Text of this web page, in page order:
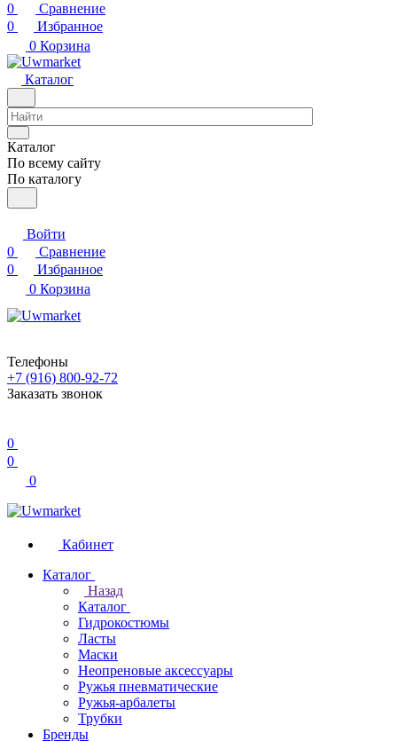
0
Сравнение
0
Избранное
0 Корзина
Каталог
Каталог
По всему сайту
По каталогу
Войти
0
Сравнение
0
Избранное
0 Корзина
Телефоны
+7 (916) 800-92-72
Заказать звонок
0
0
0
Кабинет
Каталог
Назад
Каталог
Гидрокостюмы
Ласты
Маски
Неопреновые аксессуары
Ружья пневматические
Ружья-арбалеты
Трубки
Бренды